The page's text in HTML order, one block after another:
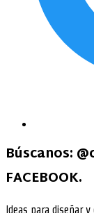
Búscanos:
FACEBOOK.
Ideas para diseñar